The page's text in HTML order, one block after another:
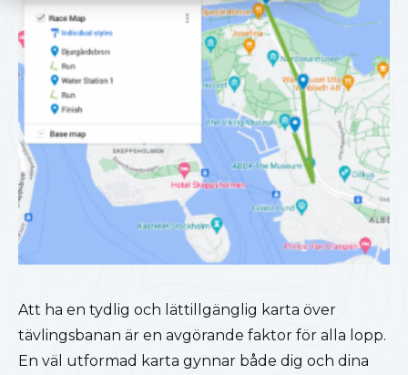
Att ha en tydlig och lättillgänglig karta över
tävlingsbanan är en avgörande faktor för alla lopp.
En väl utformad karta gynnar både dig och dina